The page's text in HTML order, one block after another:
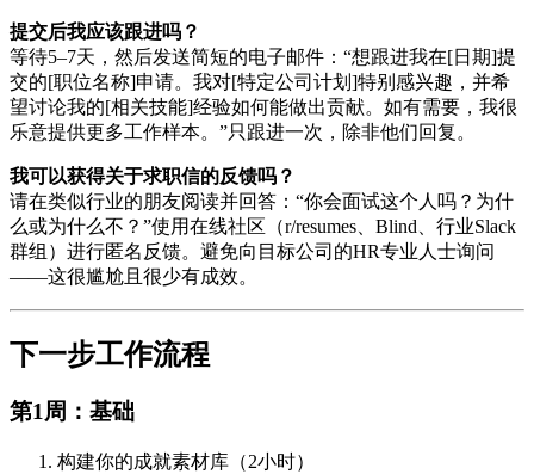
提交后我应该跟进吗？
等待5–7天，然后发送简短的电子邮件：“想跟进我在[日期]提
交的[职位名称]申请。我对[特定公司计划]特别感兴趣，并希
望讨论我的[相关技能]经验如何能做出贡献。如有需要，我很
乐意提供更多工作样本。”只跟进一次，除非他们回复。
我可以获得关于求职信的反馈吗？
请在类似行业的朋友阅读并回答：“你会面试这个人吗？为什
么或为什么不？”使用在线社区（r/resumes、Blind、行业Slack
群组）进行匿名反馈。避免向目标公司的HR专业人士询问
——这很尴尬且很少有成效。
下一步工作流程
第1周：基础
构建你的成就素材库（2小时）